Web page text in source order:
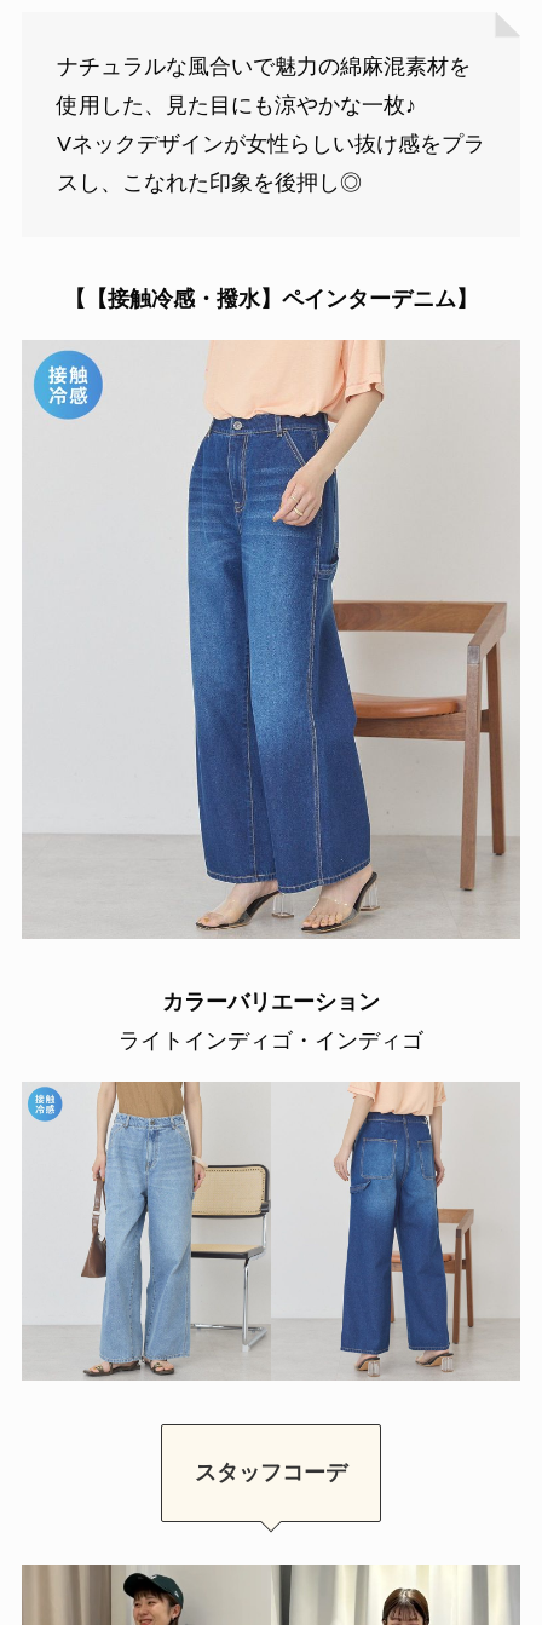
ナチュラルな風合いで魅力の綿麻混素材を
使用した、見た目にも涼やかな一枚♪
Vネックデザインが女性らしい抜け感をプラ
スし、こなれた印象を後押し◎
【【接触冷感・撥水】ペインターデニム】
カラーバリエーション
ライトインディゴ・インディゴ
スタッフコーデ